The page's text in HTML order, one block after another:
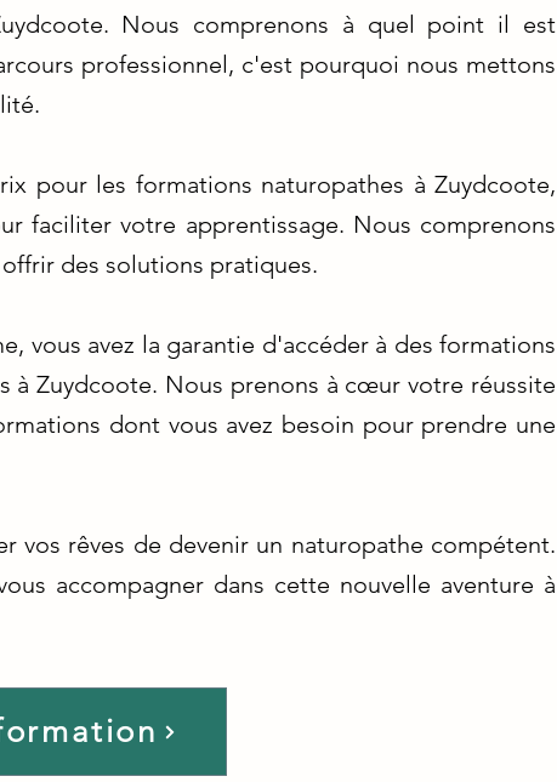
Nous comprenons à quel point il est
professionnel, c'est pourquoi nous mettons
pour les formations naturopathes à Zuydcoote,
faciliter votre apprentissage. Nous comprenons
des solutions pratiques.
vous avez la garantie d'accéder à des formations
à Zuydcoote. Nous prenons à cœur votre réussite
dont vous avez besoin pour prendre une
vos rêves de devenir un naturopathe compétent.
accompagner dans cette nouvelle aventure à